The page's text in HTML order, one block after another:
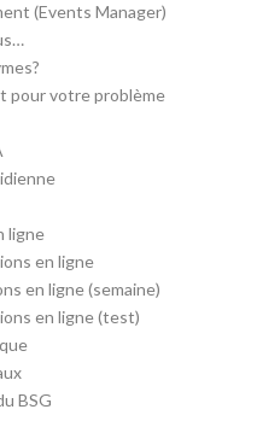
(Events Manager)
pour votre problème
ligne
en ligne
en ligne (semaine)
en ligne (test)
BSG